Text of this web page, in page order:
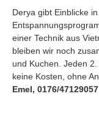
Derya gibt Einblicke
einer Technik aus
bleiben wir noch
und Kuchen. Jeden
keine Kosten, ohne
Emel, 0176/47129057